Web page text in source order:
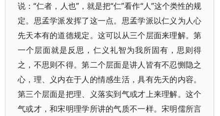
说：“仁者，人也”，就是把“仁”看作“人”这个类性的规
定。思孟学派发挥了这一点。思孟学派以仁义为人心
先天本有的道德规定。这可以从三个层面来理解。第
一个层面就是反思，仁义礼智为我所固有，思则得
之，不思则不得。第二个层面是讲人皆有不忍恻隐之
心，理、义内在于人的情感生活，具有先天的内容。
第三个层面是把理、义落实到气或才上来理解。这个
气或才，和宋明理学所讲的气质不一样。宋明儒所言